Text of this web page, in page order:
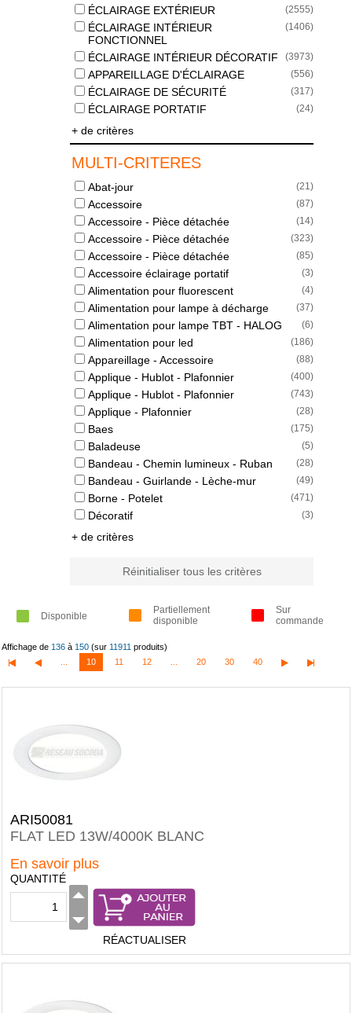
ÉCLAIRAGE EXTÉRIEUR (2555)
ÉCLAIRAGE INTÉRIEUR
FONCTIONNEL
(1406)
ÉCLAIRAGE INTÉRIEUR DÉCORATIF (3973)
APPAREILLAGE D'ÉCLAIRAGE (556)
ÉCLAIRAGE DE SÉCURITÉ (317)
ÉCLAIRAGE PORTATIF (24)
+ de critères
MULTI-CRITERES
Abat-jour (21)
Accessoire (87)
Accessoire - Pièce détachée (14)
Accessoire - Pièce détachée (323)
Accessoire - Pièce détachée (85)
Accessoire éclairage portatif (3)
Alimentation pour fluorescent (4)
Alimentation pour lampe à décharge (37)
Alimentation pour lampe TBT - HALOG (6)
Alimentation pour led (186)
Appareillage - Accessoire (88)
Applique - Hublot - Plafonnier (400)
Applique - Hublot - Plafonnier (743)
Applique - Plafonnier (28)
Baes (175)
Baladeuse (5)
Bandeau - Chemin lumineux - Ruban (28)
Bandeau - Guirlande - Lèche-mur (49)
Borne - Potelet (471)
Décoratif (3)
+ de critères
Réinitialiser tous les critères
Disponible
Partiellement
disponible
Sur
commande
Affichage de 136 à 150 (sur 11911 produits)
10 11 12 20 30 40
ARI50081
FLAT LED 13W/4000K BLANC
En savoir plus
QUANTITÉ
RÉACTUALISER